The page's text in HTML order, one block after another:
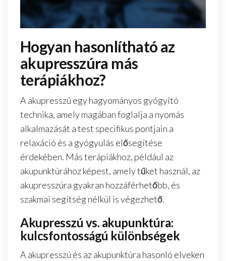
Hogyan hasonlítható az
akupresszúra más
terápiákhoz?
A akupresszú egy hagyományos gyógyító
technika, amely magában foglalja a nyomás
alkalmazását a test specifikus pontjain a
relaxáció és a gyógyulás elősegítése
érdekében. Más terápiákhoz, például az
akupunktúrához képest, amely tűket használ, az
akupresszúra gyakran hozzáférhetőbb, és
szakmai segítség nélkül is végezhető.
Akupresszú vs. akupunktúra:
kulcsfontosságú különbségek
A akupresszú és az akupunktúra hasonló elveken